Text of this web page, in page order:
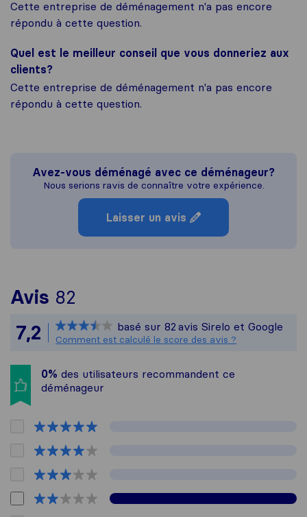
Cette entreprise de déménagement n'a pas encore
répondu à cette question.
Quel est le meilleur conseil que vous donneriez aux
clients?
Cette entreprise de déménagement n'a pas encore
répondu à cette question.
Avez-vous déménagé avec ce déménageur?
Nous serions ravis de connaître votre expérience.
Laisser un avis
Avis 82
Sirelo n'est pas
Tous les avis recueillis
7,2 basé sur 82 avis Sirelo et Google
Comment est calculé le score des avis ?
0% des utilisateurs recommandent ce
déménageur